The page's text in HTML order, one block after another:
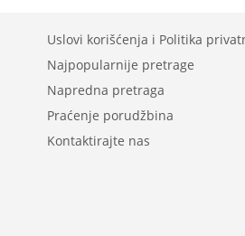
Uslovi korišćenja i Politika
Najpopularnije pretrage
Napredna pretraga
Praćenje porudžbina
Kontaktirajte nas